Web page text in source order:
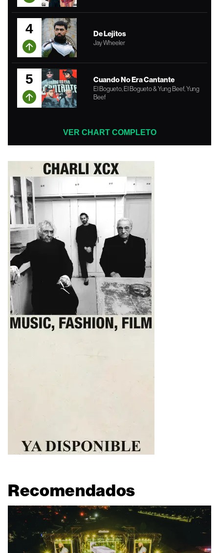
4 De Lejitos
Jay Wheeler
5 Cuando No Era Cantante
El Bogueto, El Bogueto & Yung Beef, Yung
Beef
VER CHART COMPLETO
Recomendados